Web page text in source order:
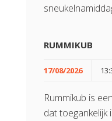
RUMMIKUB
17/08/2026
Rummikub is
dat toegankelijk